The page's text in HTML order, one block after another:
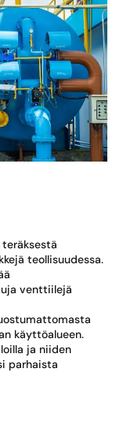
teollisuudessa.
venttiilejä
käyttöalueen.
ja niiden
parhaista